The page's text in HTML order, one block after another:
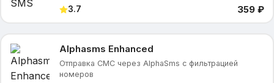
3.7 359 ₽
Alphasms Enhanced
Отправка СМС через AlphaSms с фильтрацией
номеров